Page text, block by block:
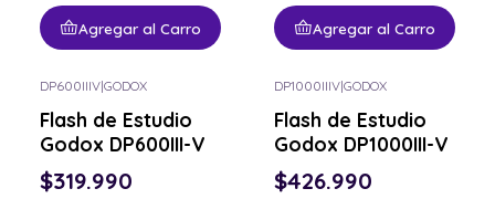
Agregar al Carro Agregar al Carro
DP600IIIV|GODOX
Flash de Estudio
Godox DP600III-V
$319.990
DP1000IIIV|GODOX
Flash de Estudio
Godox DP1000III-V
$426.990